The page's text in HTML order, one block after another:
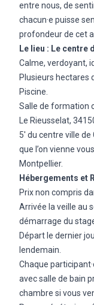
entre nous, de
chacun·e puisse
profondeur de cet
Le lieu : Le centre
Calme, verdoyant,
Plusieurs hectares
Piscine.
Salle de formation
Le Rieusselat,
5′ du centre ville
que l’on vienne
Montpellier.
Hébergements et
Prix non compris
Arrivée la veille au
démarrage du
Départ le dernier
lendemain.
Chaque
avec salle de bain
chambre si vous